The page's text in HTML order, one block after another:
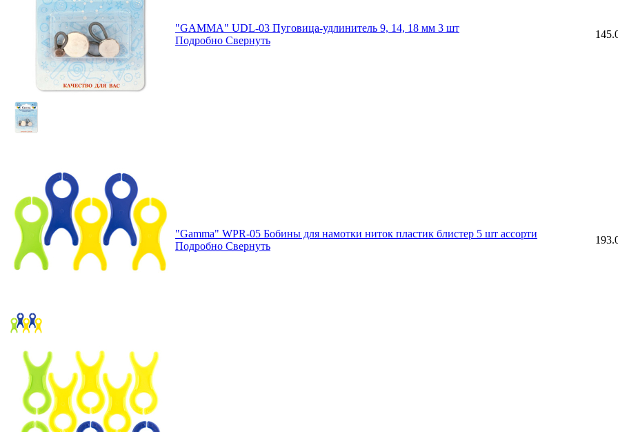
"GAMMA" UDL-03 Пуговица-удлинитель 9, 14, 18 мм 3 шт
Подробно Свернуть
"Gamma" WPR-05 Бобины для намотки ниток пластик блистер 5 шт ассорти
Подробно Свернуть